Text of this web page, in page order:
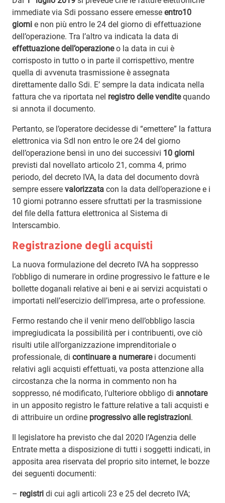
immediate via Sdi possano essere emesse entro10
giorni e non più entro le 24 del giorno di effettuazione
dell’operazione. Tra l’altro va indicata la data di
effettuazione dell’operazioneo la data in cui è
corrisposto in tutto o in parte il corrispettivo, mentre
quella di avvenuta trasmissione è assegnata
direttamente dallo Sdi. E’ sempre la data indicata nella
fattura che va riportata nel registro delle venditequando
si annota il documento.
Pertanto, se l’operatore decidesse di “emettere” la fattura
elettronica via SdI non entro le ore 24 del giorno
dell’operazione bensì in uno dei successivi 10 giorni
previsti dal novellato articolo 21, comma 4, primo
periodo, del decreto IVA, la data del documento dovrà
sempre essere valorizzata con la data dell’operazione e i
10 giorni potranno essere sfruttati per la trasmissione
del file della fattura elettronica al Sistema di
Interscambio.
Registrazione degli acquisti
La nuova formulazione del decreto IVA ha soppresso
l’obbligo di numerare in ordine progressivo le fatture e le
bollette doganali relative ai beni e ai servizi acquistati o
importati nell’esercizio dell’impresa, arte o professione.
Fermo restando che il venir meno dell’obbligo lascia
impregiudicata la possibilità per i contribuenti, ove ciò
risulti utile all’organizzazione imprenditoriale o
professionale, di continuare a numerarei documenti
relativi agli acquisti effettuati, va posta attenzione alla
circostanza che la norma in commento non ha
soppresso, né modificato, l’ulteriore obbligo di annotare
in un apposito registro le fatture relative a tali acquisti e
di attribuire un ordine progressivo alle registrazioni.
Il legislatore ha previsto che dal 2020 l’Agenzia delle
Entrate metta a disposizione di tutti i soggetti indicati, in
apposita area riservata del proprio sito internet, le bozze
dei seguenti documenti:
– registri di cui agli articoli 23 e 25 del decreto IVA;